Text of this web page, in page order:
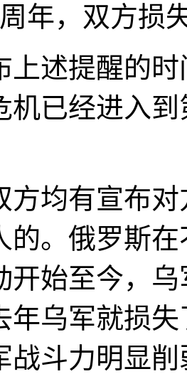
年，双方损
上述提醒的
机已经进入
方均有宣布
的。俄罗斯
开始至今，
年乌军就损
战斗力明显